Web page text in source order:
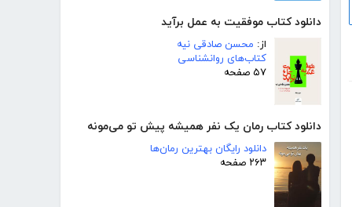
دانلود کتاب موفقیت به عمل برآید
از: محسن صادقی نیه
کتاب‌های روانشناسی
۵۷ صفحه
دانلود کتاب رمان یک نفر همیشه پیش تو می‌مونه
دانلود رایگان بهترین رمان‌ها
۲۶۳ صفحه